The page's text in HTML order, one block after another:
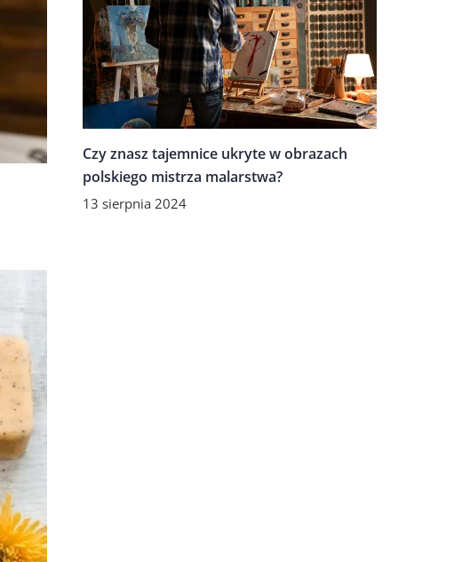
Czy znasz tajemnice ukryte w obrazach
polskiego mistrza malarstwa?
13 sierpnia 2024